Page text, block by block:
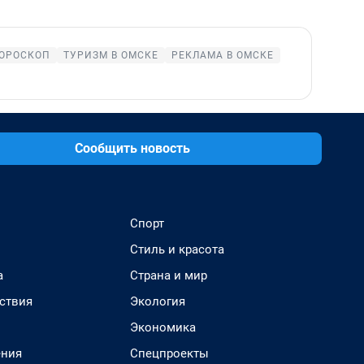
ТУРИЗМ В ОМСКЕ РЕКЛАМА В ОМСКЕ
Сообщить новость
Спорт
Стиль и красота
Страна и мир
Экология
Экономика
Спецпроекты